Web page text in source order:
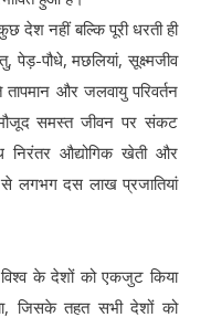
देश नहीं बल्कि पूरी धरती ही
पेड़-पौधे, मछलियां, सूक्ष्मजीव
तापमान और जलवायु परिवर्तन
मौजूद समस्त जीवन पर संकट
निरंतर औद्योगिक खेती और
लगभग दस लाख प्रजातियां
के देशों को एकजुट किया
जिसके तहत सभी देशों को